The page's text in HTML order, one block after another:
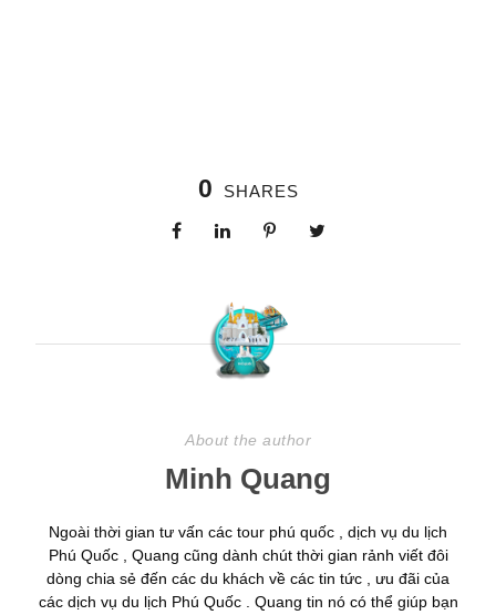
0 SHARES
About the author
Minh Quang
Ngoài thời gian tư vấn các tour phú quốc , dịch vụ du lịch
Phú Quốc , Quang cũng dành chút thời gian rảnh viết đôi
dòng chia sẻ đến các du khách về các tin tức , ưu đãi của
các dịch vụ du lịch Phú Quốc . Quang tin nó có thể giúp bạn